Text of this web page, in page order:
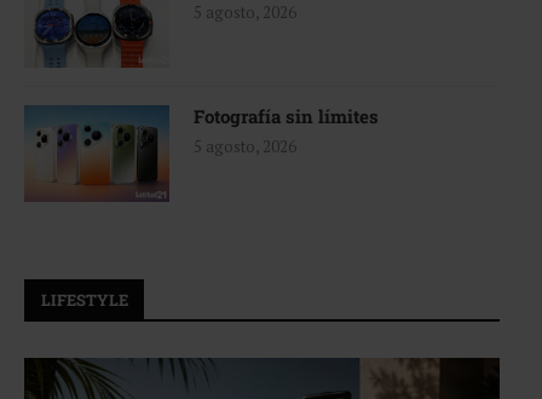
5 agosto, 2026
Fotografía sin límites
5 agosto, 2026
LIFESTYLE